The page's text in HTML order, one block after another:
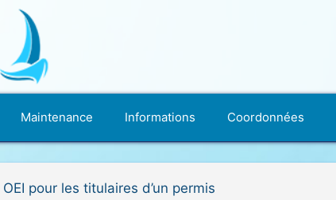
Maintenance Informations Coordonnées
pour les titulaires d’un permis